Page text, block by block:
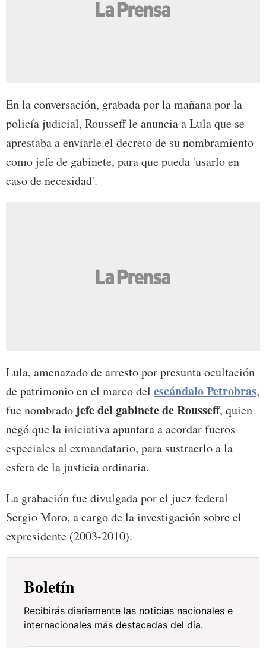
En la conversación, grabada por la mañana por la
policía judicial, Rousseff le anuncia a Lula que se
aprestaba a enviarle el decreto de su nombramiento
como jefe de gabinete, para que pueda 'usarlo en
caso de necesidad'.
Lula, amenazado de arresto por presunta ocultación
de patrimonio en el marco del escándalo Petrobras,
fue nombrado jefe del gabinete de Rousseff, quien
negó que la iniciativa apuntara a acordar fueros
especiales al exmandatario, para sustraerlo a la
esfera de la justicia ordinaria.
La grabación fue divulgada por el juez federal
Sergio Moro, a cargo de la investigación sobre el
expresidente (2003-2010).
Boletín
Recibirás diariamente las noticias nacionales e
internacionales más destacadas del día.